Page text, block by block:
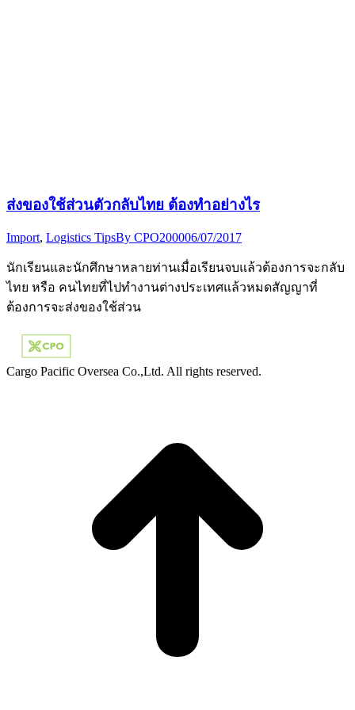
ส่งของใช้ส่วนตัวกลับไทย ต้องทำอย่างไร
Import, Logistics TipsBy CPO200006/07/2017
นักเรียนและนักศึกษาหลายท่านเมื่อเรียนจบแล้วต้องการจะกลับ
ไทย หรือ คนไทยที่ไปทำงานต่างประเทศแล้วหมดสัญญาที่
ต้องการจะส่งของใช้ส่วน
Cargo Pacific Oversea Co.,Ltd. All rights reserved.